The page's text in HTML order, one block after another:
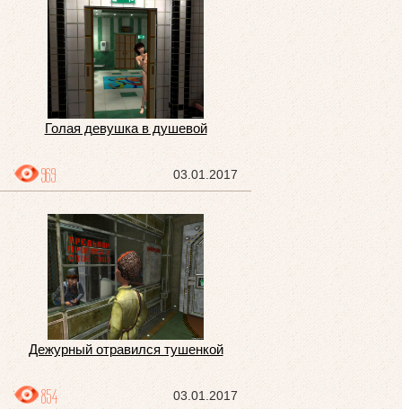
Голая девушка в душевой
03.01.2017
969
Дежурный отравился тушенкой
03.01.2017
854